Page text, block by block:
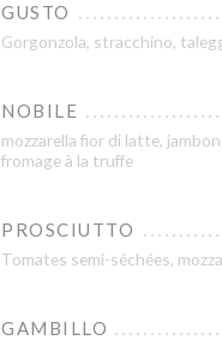
GUSTO
Gorgonzola, stracchino,
NOBILE
mozzarella fior di latte,
fromage à la truffe
PROSCIUTTO
Tomates semi-séchées,
GAMBILLO